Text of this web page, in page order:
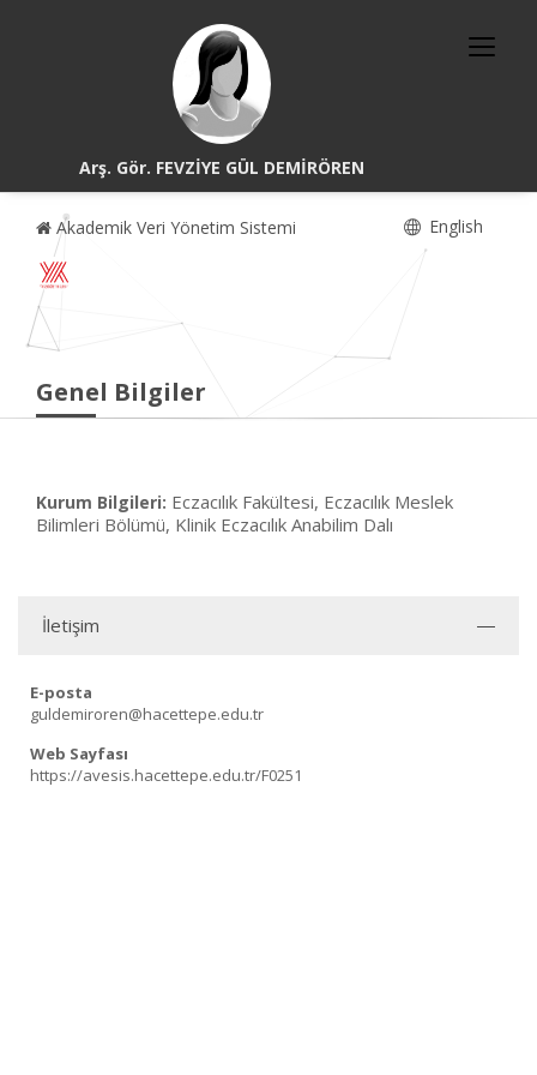
Arş. Gör. FEVZİYE GÜL DEMİRÖREN
Akademik Veri Yönetim Sistemi English
Genel Bilgiler
Kurum Bilgileri: Eczacılık Fakültesi, Eczacılık Meslek
Bilimleri Bölümü, Klinik Eczacılık Anabilim Dalı
İletişim
E-posta
guldemiroren@hacettepe.edu.tr
Web Sayfası
https://avesis.hacettepe.edu.tr/F0251